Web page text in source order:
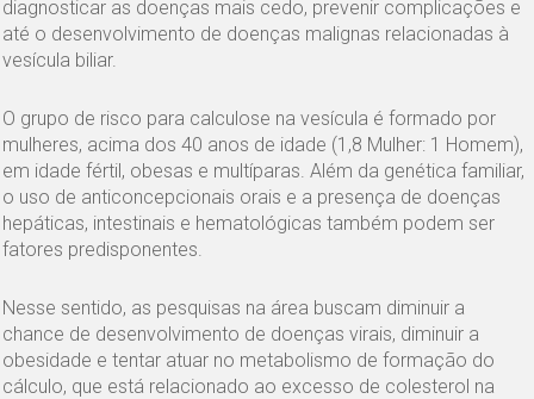
diagnosticar as doenças mais cedo, prevenir complicações e
até o desenvolvimento de doenças malignas relacionadas à
vesícula biliar.
O grupo de risco para calculose na vesícula é formado por
mulheres, acima dos 40 anos de idade (1,8 Mulher: 1 Homem),
em idade fértil, obesas e multíparas. Além da genética familiar,
o uso de anticoncepcionais orais e a presença de doenças
hepáticas, intestinais e hematológicas também podem ser
fatores predisponentes.
Nesse sentido, as pesquisas na área buscam diminuir a
chance de desenvolvimento de doenças virais, diminuir a
obesidade e tentar atuar no metabolismo de formação do
cálculo, que está relacionado ao excesso de colesterol na